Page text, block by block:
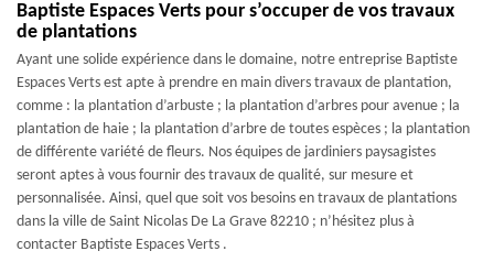
Baptiste Espaces Verts pour s’occuper de vos travaux
de plantations
Ayant une solide expérience dans le domaine, notre entreprise Baptiste
Espaces Verts est apte à prendre en main divers travaux de plantation,
comme : la plantation d’arbuste ; la plantation d’arbres pour avenue ; la
plantation de haie ; la plantation d’arbre de toutes espèces ; la plantation
de différente variété de fleurs. Nos équipes de jardiniers paysagistes
seront aptes à vous fournir des travaux de qualité, sur mesure et
personnalisée. Ainsi, quel que soit vos besoins en travaux de plantations
dans la ville de Saint Nicolas De La Grave 82210 ; n’hésitez plus à
contacter Baptiste Espaces Verts .